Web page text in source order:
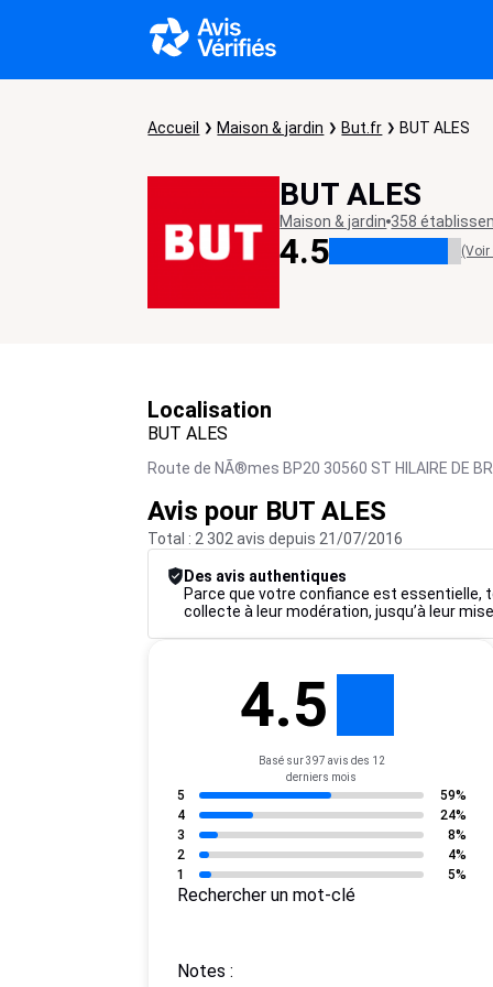
Accueil Maison & jardin But.fr BUT ALES
BUT ALES
Maison & jardin 358
4.5 (Voir
Localisation
BUT ALES
Route de NÃ®mes BP20 30560 ST HILAIRE DE
Avis pour BUT ALES
Total : 2 302 avis depuis 21/07/2016
Des avis authentiques
Parce que votre confiance est essentielle,
collecte à leur modération, jusqu’à leur
4.5
Basé sur 397 avis des 12
derniers mois
5
59%
4
24%
3
8%
2
4%
1
5%
Rechercher un mot-clé
Notes :